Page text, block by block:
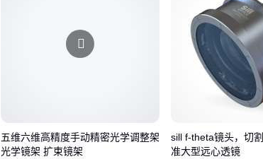
五维六维高精度手动精密光学调整架
光学镜架 扩束镜架
sill f-theta镜头，切
准大型远心透镜